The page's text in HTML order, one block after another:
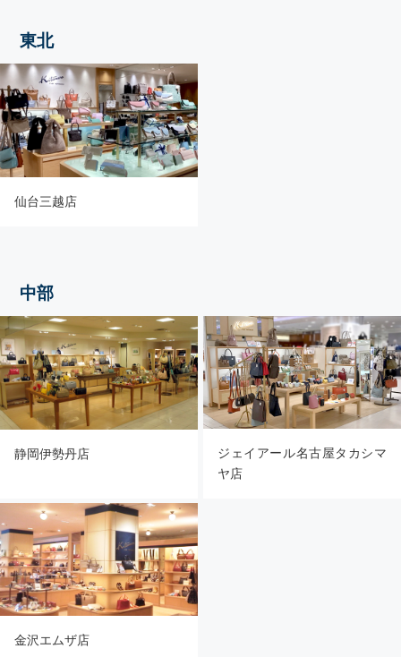
東北
仙台三越店
中部
静岡伊勢丹店
ジェイアール名古屋タカシマ
ヤ店
金沢エムザ店